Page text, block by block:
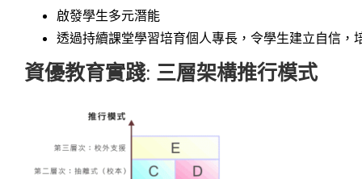
啟發學生多元潛能
透過持續課堂學習培育個人專長，令學生建立自信，
資優教育實踐: 三層架構推行模式